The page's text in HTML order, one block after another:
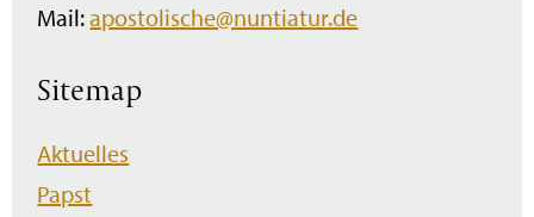
Mail:apostolische@nuntiatur.de
Sitemap
Navigation
überspringen
Aktuelles
Papst